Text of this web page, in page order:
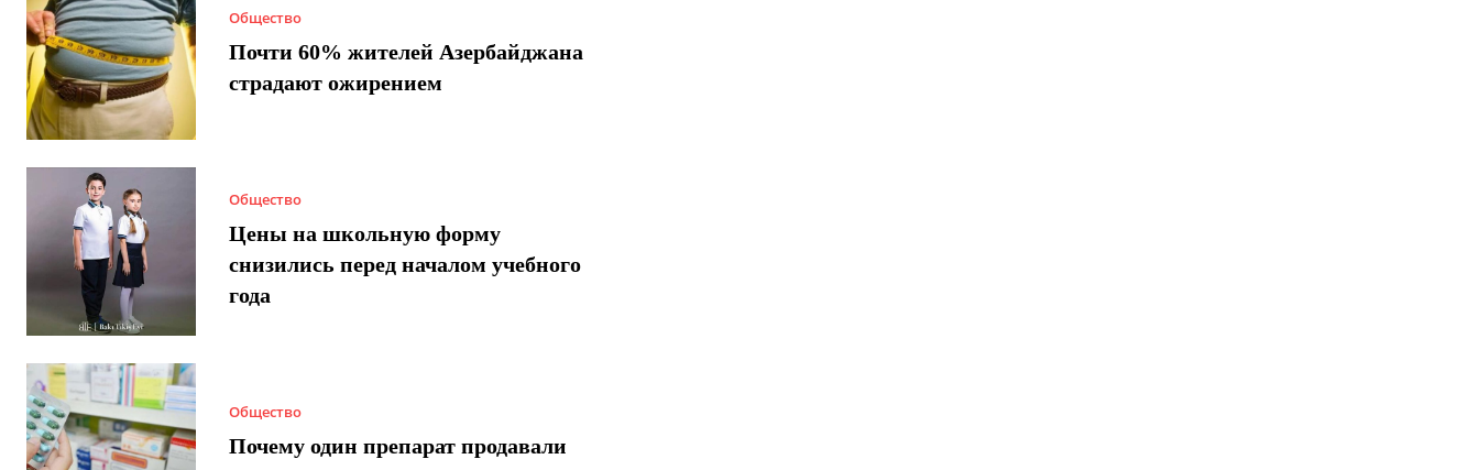
Общество
Почти 60% жителей Азербайджана
страдают ожирением
Общество
Цены на школьную форму
снизились перед началом учебного
года
Общество
Почему один препарат продавали